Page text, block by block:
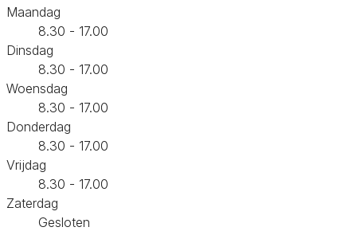
Maandag
8.30 - 17.00
Dinsdag
8.30 - 17.00
Woensdag
8.30 - 17.00
Donderdag
8.30 - 17.00
Vrijdag
8.30 - 17.00
Zaterdag
Gesloten